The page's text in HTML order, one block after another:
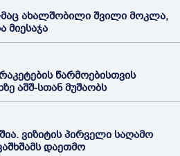
ახალშობილი შვილი მოკლა,
მიესაჯა
წარმოებისთვის
აშშ-სთან მუშაობს
ვიზიტის პირველი საღამო
დაეთმო